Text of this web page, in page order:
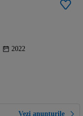
2022
Vezi anunțurile